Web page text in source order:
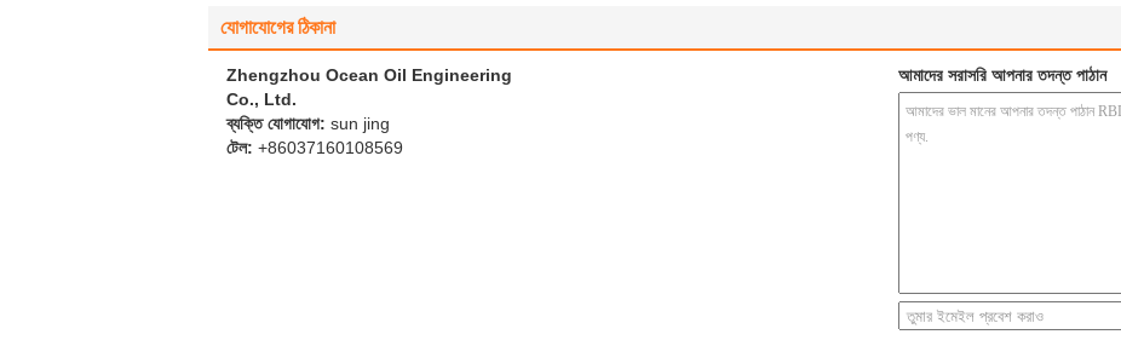
যোগাযোগের ঠিকানা
Zhengzhou Ocean Oil Engineering
Co., Ltd.
ব্যক্তি যোগাযোগ: sun jing
টেল: +86037160108569
আমাদের সরাসরি আপনার তদন্ত পাঠান